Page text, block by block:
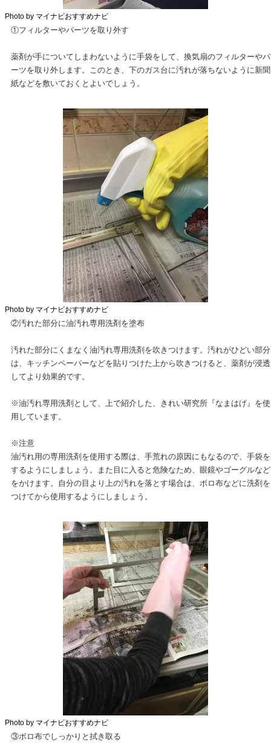
Photo by マイナビおすすめナビ
①フィルターやパーツを取り外す
薬剤が手についてしまわないように手袋をして、換気扇のフィルターやパ
ーツを取り外します。このとき、下のガス台に汚れが落ちないように新聞
紙などを敷いておくとよいでしょう。
Photo by マイナビおすすめナビ
②汚れた部分に油汚れ専用洗剤を塗布
汚れた部分にくまなく油汚れ専用洗剤を吹きつけます。汚れがひどい部分
は、キッチンペーパーなどを貼りつけた上から吹きつけると、薬剤が浸透
してより効果的です。
※油汚れ専用洗剤として、上で紹介した、きれい研究所『なまはげ』を使
用しています。
※注意
油汚れ用の専用洗剤を使用する際は、手荒れの原因にもなるので、手袋を
するようにしましょう。また目に入ると危険なため、眼鏡やゴーグルなど
をかけます。自分の目より上の汚れを落とす場合は、ボロ布などに洗剤を
つけてから使用するようにしましょう。
Photo by マイナビおすすめナビ
③ボロ布でしっかりと拭き取る